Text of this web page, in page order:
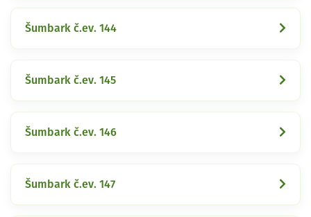
Šumbark č.ev. 144
Šumbark č.ev. 145
Šumbark č.ev. 146
Šumbark č.ev. 147